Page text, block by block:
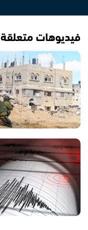
فيديوهات متعلقة